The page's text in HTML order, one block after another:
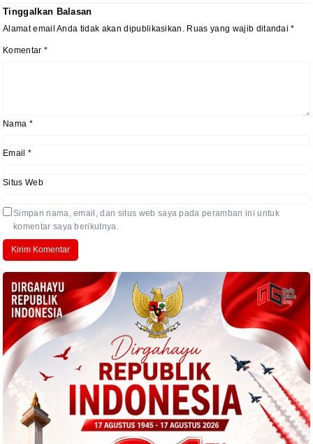
Tinggalkan Balasan
Alamat email Anda tidak akan dipublikasikan. Ruas yang wajib ditandai*
Komentar *
Nama *
Email *
Situs Web
Simpan nama, email, dan situs web saya pada peramban ini untuk
komentar saya berikutnya.